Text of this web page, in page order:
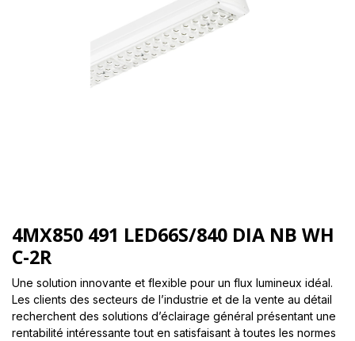
4MX850 491 LED66S/840 DIA NB WH
C-2R
Une solution innovante et flexible pour un flux lumineux idéal.
Les clients des secteurs de l’industrie et de la vente au détail
recherchent des solutions d’éclairage général présentant une
rentabilité intéressante tout en satisfaisant à toutes les normes